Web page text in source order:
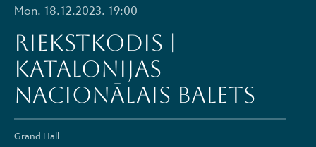
Mon. 18.12.2023. 19:00
Riekstkodis |
Katalonijas
Nacionālais balets
Grand Hall